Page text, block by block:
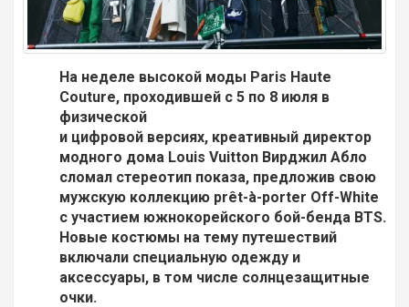
На неделе высокой моды Paris Haute
Couture, проходившей с 5 по 8 июля в
физической
и цифровой версиях, креативный директор
модного дома Louis Vuitton Вирджил Абло
сломал стереотип показа, предложив свою
мужскую коллекцию prêt-à-porter Off-White
с участием южнокорейского бой-бенда BTS.
Новые костюмы на тему путешествий
включали специальную одежду и
аксессуары, в том числе солнцезащитные
очки.